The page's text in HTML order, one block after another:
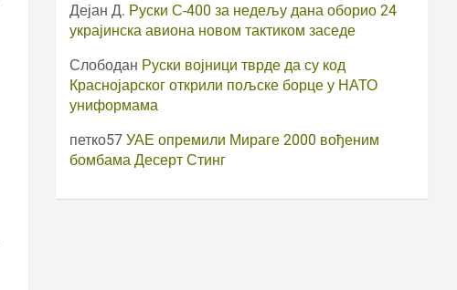
Дејан Д. Руски С-400 за недељу дана оборио 24
украјинска авиона новом тактиком заседе
Слободан Руски војници тврде да су код
Краснојарског открили пољске борце у НАТО
униформама
петко57 УАЕ опремили Мираге 2000 вођеним
бомбама Десерт Стинг